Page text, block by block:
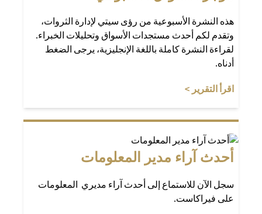
هذه النشرة الأسبوعية من رؤى سيتي لإدارة الثروات،
وتقدم لكم أحدث مستجدات الأسواق وتحليلات الخبراء.
لقراءة النشرة كاملة باللغة الإنجليزية، يرجى الضغط
أدناه.
اقرأ التقرير >
أحدث آراء مدير المعلومات
سجل الآن للاستماع إلى أحدث آراء مديري المعلومات
على فيراكاست.